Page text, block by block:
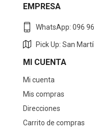
EMPRESA
WhatsApp: 096
Pick Up: San
MI CUENTA
Mi cuenta
Mis compras
Direcciones
Carrito de compras